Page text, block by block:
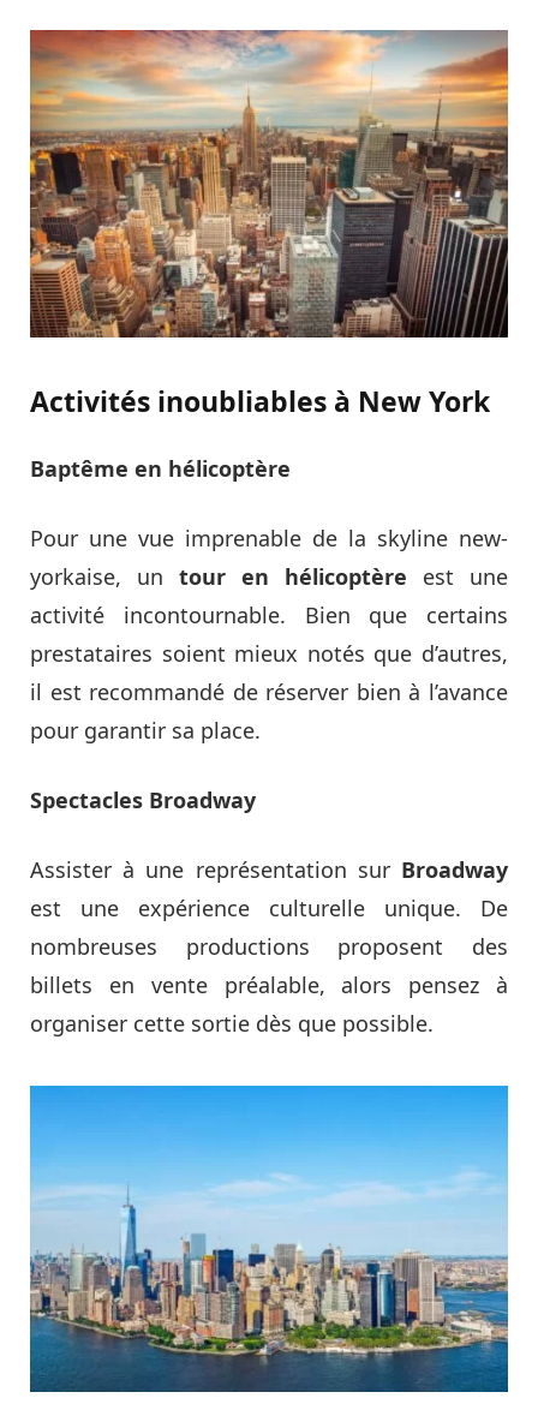
Activités inoubliables à New York
Baptême en hélicoptère
Pour une vue imprenable de la skyline new-
yorkaise, un tour en hélicoptère est une
activité incontournable. Bien que certains
prestataires soient mieux notés que d’autres,
il est recommandé de réserver bien à l’avance
pour garantir sa place.
Spectacles Broadway
Assister à une représentation sur Broadway
est une expérience culturelle unique. De
nombreuses productions proposent des
billets en vente préalable, alors pensez à
organiser cette sortie dès que possible.